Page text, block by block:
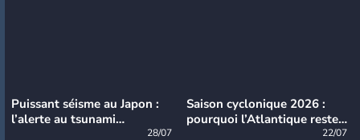
Puissant séisme au Japon :
l’alerte au tsunami
28/07
Saison cyclonique 2026 :
pourquoi l’Atlantique reste
22/07